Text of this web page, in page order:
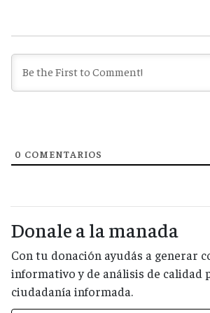
0 COMENTARIOS
Donale a la manada
Con tu donación ayudás a generar
informativo y de análisis de calidad
ciudadanía informada.